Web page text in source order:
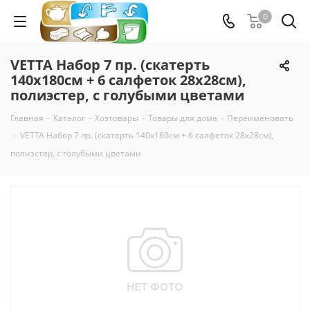
0
VETTA Набор 7 пр. (скатерть
140х180см + 6 салфеток 28х28см),
полиэстер, с голубыми цветами
Главная - Каталог - Хозтовары - Товары для дома - Переименовать
- VETTA Набор 7 пр. (скатерть 140х180см + 6 салфеток 28х28см),
полиэстер, с голубыми цветами